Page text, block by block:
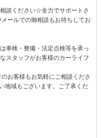
談ください☆全力でサポートさ
ールでの御相談もお待ちしてお
車検・整備・法定点検等を承っ
スタッフがお客様のカーライフ
お客様もお気軽にご相談くださ
地域もございます。ご了承くだ